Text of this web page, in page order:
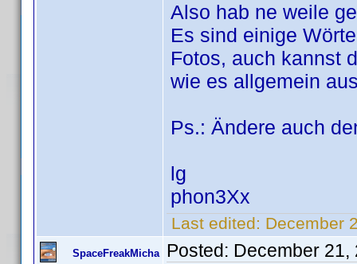
Also hab ne weile
Es sind einige
Fotos, auch kannst
wie es allgemein
Ps.: Ändere auch
lg
phon3Xx
Last edited: December
SpaceFreakMicha Posted: December 21,